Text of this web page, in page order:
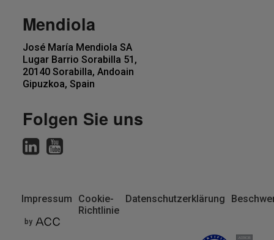
Mendiola
José María Mendiola SA
Lugar Barrio Sorabilla 51,
20140 Sorabilla, Andoain
Gipuzkoa, Spain
Folgen Sie uns
Pie
de
Impressum
Cookie-
Richtlinie
Datenschutzerklärung
by